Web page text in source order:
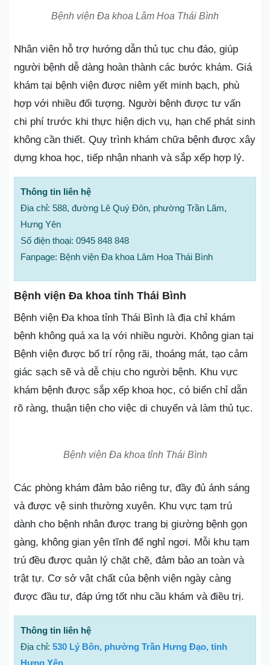
Bệnh viện Đa khoa Lâm Hoa Thái Bình
Nhân viên hỗ trợ hướng dẫn thủ tục chu đáo, giúp
người bệnh dễ dàng hoàn thành các bước khám. Giá
khám tại bệnh viện được niêm yết minh bạch, phù
hợp với nhiều đối tượng. Người bệnh được tư vấn
chi phí trước khi thực hiện dịch vụ, hạn chế phát sinh
không cần thiết. Quy trình khám chữa bệnh được xây
dựng khoa học, tiếp nhận nhanh và sắp xếp hợp lý.
Thông tin liên hệ
Địa chỉ: 588, đường Lê Quý Đôn, phường Trần Lãm,
Hưng Yên
Số điện thoại: 0945 848 848
Fanpage: Bệnh viện Đa khoa Lâm Hoa Thái Bình
Bệnh viện Đa khoa tỉnh Thái Bình
Bệnh viện Đa khoa tỉnh Thái Bình là địa chỉ khám
bệnh không quá xa lạ với nhiều người. Không gian tại
Bệnh viện được bố trí rộng rãi, thoáng mát, tạo cảm
giác sạch sẽ và dễ chịu cho người bệnh. Khu vực
khám bệnh được sắp xếp khoa học, có biển chỉ dẫn
rõ ràng, thuận tiện cho việc di chuyển và làm thủ tục.
Bệnh viện Đa khoa tỉnh Thái Bình
Các phòng khám đảm bảo riêng tư, đầy đủ ánh sáng
và được vệ sinh thường xuyên. Khu vực tạm trú
dành cho bệnh nhân được trang bị giường bệnh gọn
gàng, không gian yên tĩnh để nghỉ ngơi. Mỗi khu tạm
trú đều được quản lý chặt chẽ, đảm bảo an toàn và
trật tự. Cơ sở vật chất của bệnh viện ngày càng
được đầu tư, đáp ứng tốt nhu cầu khám và điều trị.
Thông tin liên hệ
Địa chỉ: 530 Lý Bôn, phường Trần Hưng Đạo, tỉnh
Hưng Yên